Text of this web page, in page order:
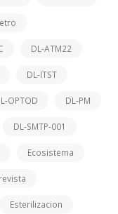
DL-ATM22
DL-ITST
OPTOD DL-PM
DL-SMTP-001
Ecosistema
Esterilizacion